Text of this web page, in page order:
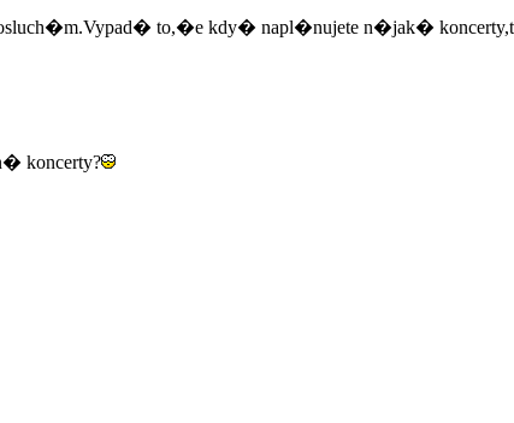
to,�e kdy� napl�nujete n�jak�
koncerty?